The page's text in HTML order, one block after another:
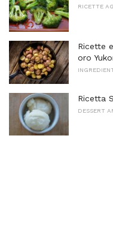
RICETTE
Ricette
oro
Ricetta
DESSERT